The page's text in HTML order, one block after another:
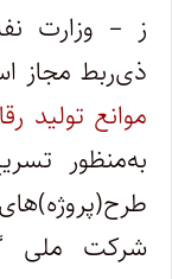
ز – وزارت
ذی‌ربط مجاز
موانع تولید
به‌منظور
شرکت ملی